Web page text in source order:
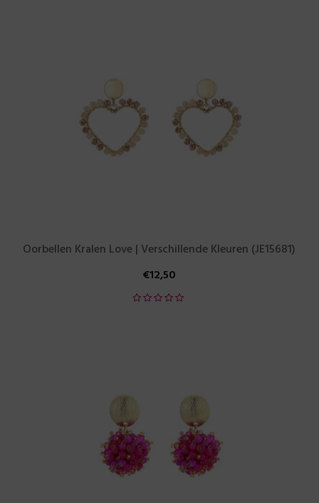
Oorbellen Kralen Love | Verschillende Kleuren (JE15681)
€12,50